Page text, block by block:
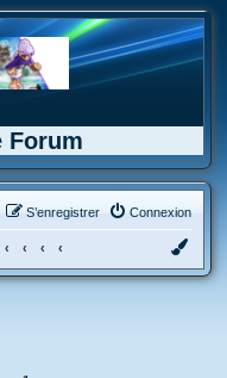
Forum
Connexion
S’enregistrer